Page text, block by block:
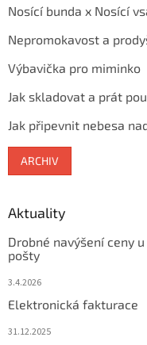
Nosící bunda x Nosící
Nepromokavost a
Výbavička pro miminko
Jak skladovat a prát
Jak připevnit nebesa
ARCHIV
Aktuality
Drobné navýšení ceny
pošty
3.4.2026
Elektronická fakturace
31.12.2025